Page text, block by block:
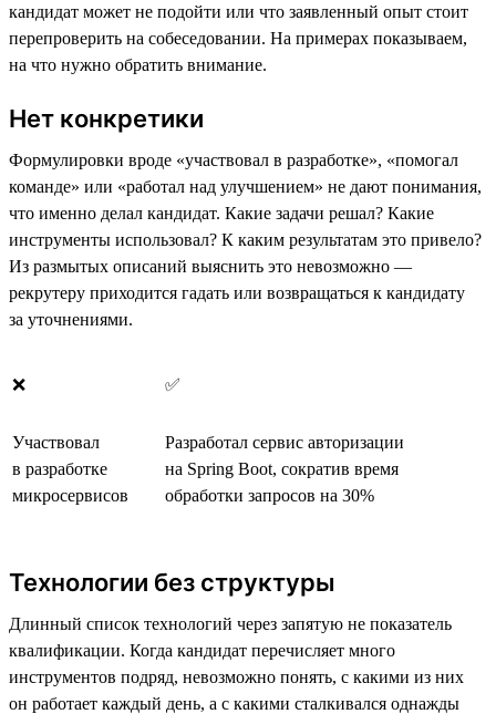
кандидат может не подойти или что заявленный опыт стоит
перепроверить на собеседовании. На примерах показываем,
на что нужно обратить внимание.
Нет конкретики
Формулировки вроде «участвовал в разработке», «помогал
команде» или «работал над улучшением» не дают понимания,
что именно делал кандидат. Какие задачи решал? Какие
инструменты использовал? К каким результатам это привело?
Из размытых описаний выяснить это невозможно —
рекрутеру приходится гадать или возвращаться к кандидату
за уточнениями.
❌ ✅
Участвовал
в разработке
микросервисов
Разработал сервис авторизации
на Spring Boot, сократив время
обработки запросов на 30%
Технологии без структуры
Длинный список технологий через запятую не показатель
квалификации. Когда кандидат перечисляет много
инструментов подряд, невозможно понять, с какими из них
он работает каждый день, а с какими сталкивался однажды